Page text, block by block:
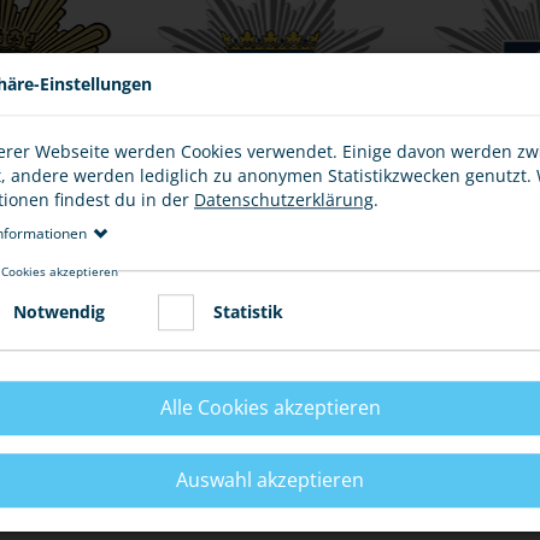
Einstellungen
Webseite werden Cookies verwendet. Einige davon werden
andere werden lediglich zu anonymen Statistikzwecken genutzt.
findest du in der Datenschutzerklärung.
akzeptieren
Notwendig Statistik
Alle Cookies akzeptieren
Auswahl akzeptieren